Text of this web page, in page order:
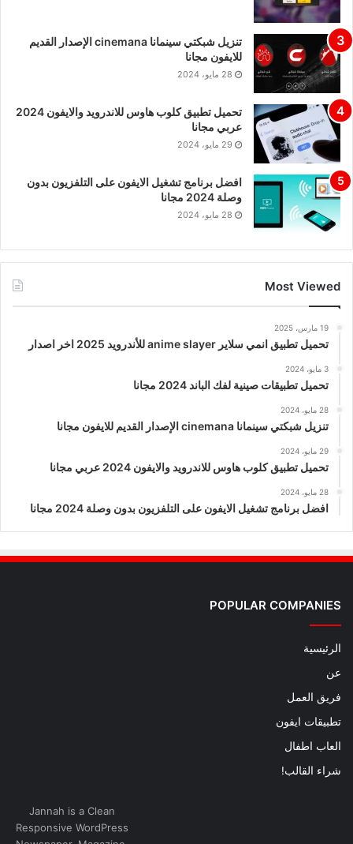
تنزيل شبكتي سينمانا cinemana الإصدار القديم
للايفون مجانا
28 مايو، 2024
تحميل تطبيق كلوب هاوس للاندرويد والايفون 2024
عربي مجانا
29 مايو، 2024
افضل برنامج تشغيل الايفون على التلفزيون بدون
وصلة 2024 مجانا
28 مايو، 2024
Most Viewed
19 مارس، 2025
تحميل تطبيق انمي سلاير anime slayer للأندرويد 2025 اخر اصدار
3 مايو، 2024
تحميل تطبيقات صينية لفك الباند 2024 مجانا
28 مايو، 2024
تنزيل شبكتي سينمانا cinemana الإصدار القديم للايفون مجانا
29 مايو، 2024
تحميل تطبيق كلوب هاوس للاندرويد والايفون 2024 عربي مجانا
28 مايو، 2024
افضل برنامج تشغيل الايفون على التلفزيون بدون وصلة 2024 مجانا
POPULAR COMPANIES
الرئيسية
عن
فريق العمل
تطبيقات ايفون
العاب اطفال
شراء القالب!
Jannah is a Clean
Responsive WordPress